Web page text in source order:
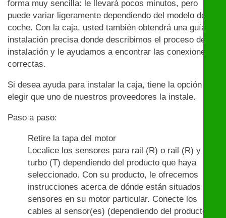
forma muy sencilla: le llevará pocos minutos, pero
puede variar ligeramente dependiendo del modelo de
coche. Con la caja, usted también obtendrá una guía de
instalación precisa donde describimos el proceso de
instalación y le ayudamos a encontrar las conexiones
correctas.
Si desea ayuda para instalar la caja, tiene la opción de
elegir que uno de nuestros proveedores la instale.
Paso a paso:
Retire la tapa del motor
Localice los sensores para rail (R) o rail (R) y
turbo (T) dependiendo del producto que haya
seleccionado. Con su producto, le ofrecemos
instrucciones acerca de dónde están situados los
sensores en su motor particular. Conecte los
cables al sensor(es) (dependiendo del producto